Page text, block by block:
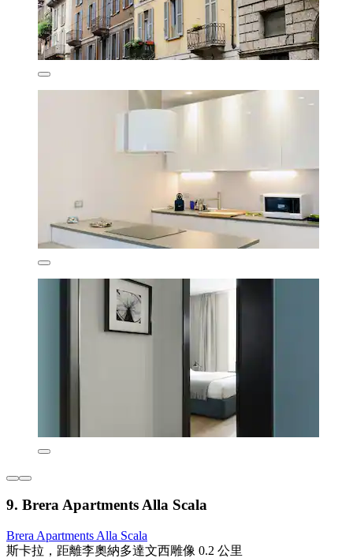
9. Brera Apartments Alla Scala
Brera Apartments Alla Scala
斯卡拉，距離李奧納多達文西雕像 0.2 公里